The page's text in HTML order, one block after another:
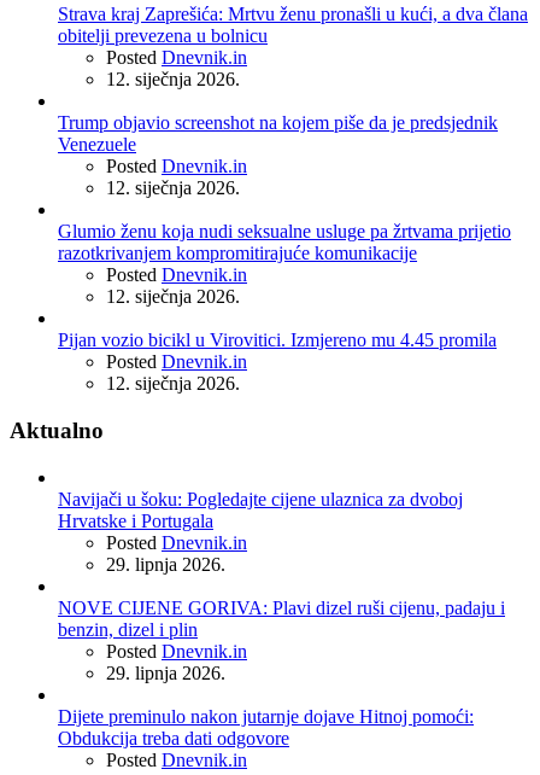
Strava kraj Zaprešića: Mrtvu ženu pronašli u kući, a dva člana
obitelji prevezena u bolnicu
Posted Dnevnik.in
12. siječnja 2026.
Trump objavio screenshot na kojem piše da je predsjednik
Venezuele
Posted Dnevnik.in
12. siječnja 2026.
Glumio ženu koja nudi seksualne usluge pa žrtvama prijetio
razotkrivanjem kompromitirajuće komunikacije
Posted Dnevnik.in
12. siječnja 2026.
Pijan vozio bicikl u Virovitici. Izmjereno mu 4.45 promila
Posted Dnevnik.in
12. siječnja 2026.
Aktualno
Navijači u šoku: Pogledajte cijene ulaznica za dvoboj
Hrvatske i Portugala
Posted Dnevnik.in
29. lipnja 2026.
NOVE CIJENE GORIVA: Plavi dizel ruši cijenu, padaju i
benzin, dizel i plin
Posted Dnevnik.in
29. lipnja 2026.
Dijete preminulo nakon jutarnje dojave Hitnoj pomoći:
Obdukcija treba dati odgovore
Posted Dnevnik.in